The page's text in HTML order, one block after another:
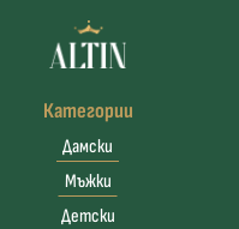
Категории
Дамски
Мъжки
Детски